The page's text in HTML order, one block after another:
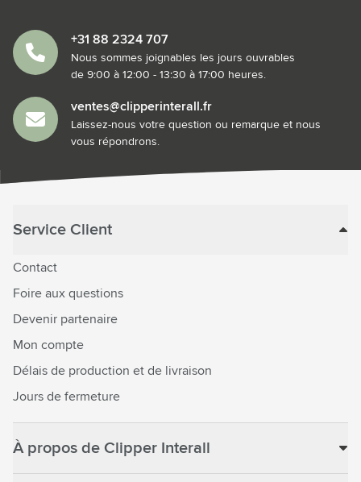
+31 88 2324 707
Nous sommes joignables les jours ouvrables
de 9:00 à 12:00 - 13:30 à 17:00 heures.
ventes@clipperinterall.fr
Laissez-nous votre question ou remarque et nous
vous répondrons.
Service Client
Contact
Foire aux questions
Devenir partenaire
Mon compte
Délais de production et de livraison
Jours de fermeture
À propos de Clipper Interall